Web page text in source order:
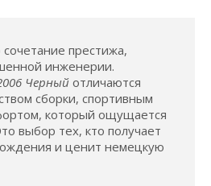
престижа,
инженерии.
Черныйотличаются
сборки, спортивным
который ощущается
выбор тех, кто получает
и ценит немецкую